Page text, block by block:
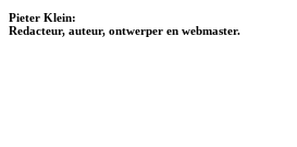
Pieter Klein:
Redacteur, auteur, ontwerper en webmaster.